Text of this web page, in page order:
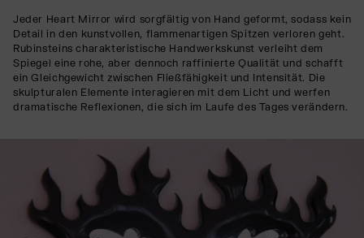
Jeder Heart Mirror wird sorgfältig von Hand geformt, sodass kein
Detail in den kunstvollen, flammenartigen Spitzen verloren geht.
Rubinsteins charakteristische Handwerkskunst verleiht dem
Spiegel eine rohe, aber dennoch raffinierte Qualität und schafft
ein Gleichgewicht zwischen Fließfähigkeit und Intensität. Die
skulpturalen Elemente interagieren mit dem Licht und werfen
dramatische Reflexionen, die sich im Laufe des Tages verändern.